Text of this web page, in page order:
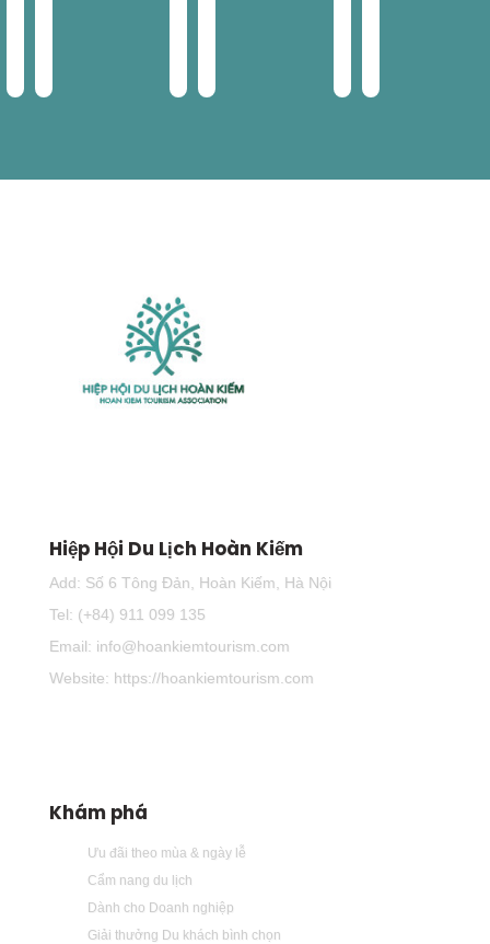
Hiệp Hội Du Lịch Hoàn Kiếm
Add: Số 6 Tông Đản, Hoàn Kiếm, Hà Nội
Tel: (+84) 911 099 135
Email: info@hoankiemtourism.com
Website: https://hoankiemtourism.com
Khám phá
Ưu đãi theo mùa & ngày lễ
Cẩm nang du lịch
Dành cho Doanh nghiệp
Giải thưởng Du khách bình chọn